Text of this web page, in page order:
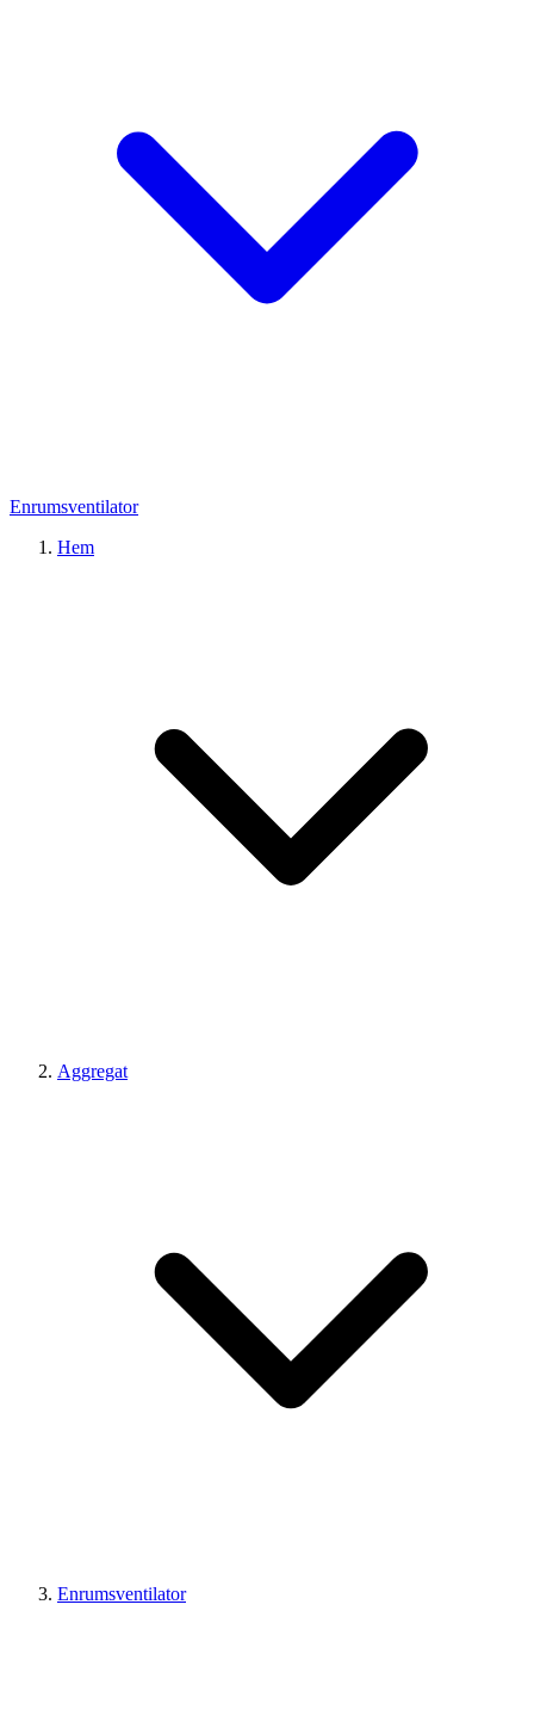
Enrumsventilator
Hem
Aggregat
Enrumsventilator